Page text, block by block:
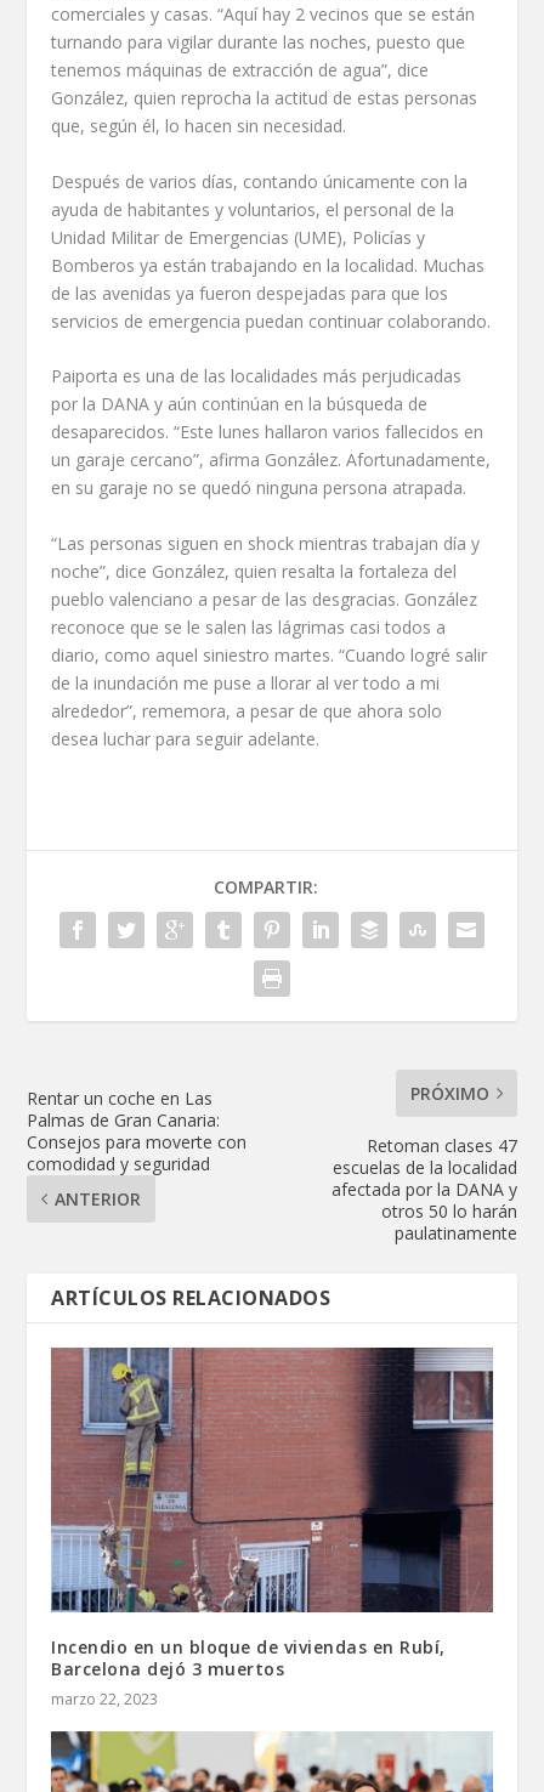
comerciales y casas. “Aquí hay 2 vecinos que se están
turnando para vigilar durante las noches, puesto que
tenemos máquinas de extracción de agua”, dice
González, quien reprocha la actitud de estas personas
que, según él, lo hacen sin necesidad.
Después de varios días, contando únicamente con la
ayuda de habitantes y voluntarios, el personal de la
Unidad Militar de Emergencias (UME), Policías y
Bomberos ya están trabajando en la localidad. Muchas
de las avenidas ya fueron despejadas para que los
servicios de emergencia puedan continuar colaborando.
Paiporta es una de las localidades más perjudicadas
por la DANA y aún continúan en la búsqueda de
desaparecidos. “Este lunes hallaron varios fallecidos en
un garaje cercano”, afirma González. Afortunadamente,
en su garaje no se quedó ninguna persona atrapada.
“Las personas siguen en shock mientras trabajan día y
noche”, dice González, quien resalta la fortaleza del
pueblo valenciano a pesar de las desgracias. González
reconoce que se le salen las lágrimas casi todos a
diario, como aquel siniestro martes. “Cuando logré salir
de la inundación me puse a llorar al ver todo a mi
alrededor”, rememora, a pesar de que ahora solo
desea luchar para seguir adelante.
COMPARTIR:
Rentar un coche en Las
Palmas de Gran Canaria:
Consejos para moverte con
comodidad y seguridad
ANTERIOR
PRÓXIMO
Retoman clases 47
escuelas de la localidad
afectada por la DANA y
otros 50 lo harán
paulatinamente
ARTÍCULOS RELACIONADOS
Incendio en un bloque de viviendas en Rubí,
Barcelona dejó 3 muertos
marzo 22, 2023